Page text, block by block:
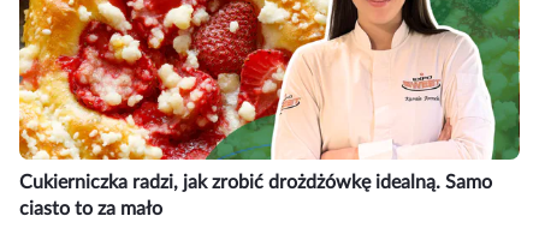
Cukierniczka radzi, jak zrobić drożdżówkę idealną. Samo
ciasto to za mało